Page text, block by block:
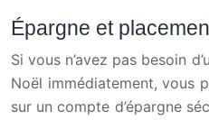
Épargne et
Si vous n’avez pas besoin
Noël immédiatement, vous
sur un compte d’épargne